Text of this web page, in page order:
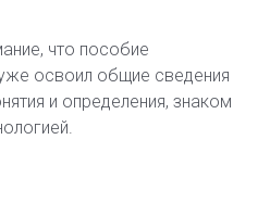
что пособие
освоил общие сведения
и определения, знаком